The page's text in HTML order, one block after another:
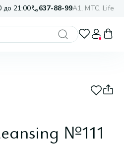
до 21:00 637-88-99A1, МТС, Life
№111